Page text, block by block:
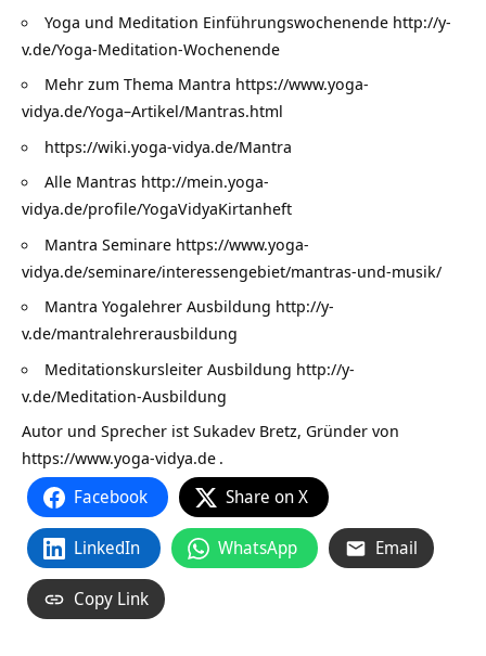
Yoga und Meditation Einführungswochenende http://y-
v.de/Yoga-Meditation-Wochenende
Mehr zum Thema Mantra https://www.yoga-
vidya.de/Yoga–Artikel/Mantras.html
https://wiki.yoga-vidya.de/Mantra
Alle Mantras http://mein.yoga-
vidya.de/profile/YogaVidyaKirtanheft
Mantra Seminare https://www.yoga-
vidya.de/seminare/interessengebiet/mantras-und-musik/
Mantra Yogalehrer Ausbildung http://y-
v.de/mantralehrerausbildung
Meditationskursleiter Ausbildung http://y-
v.de/Meditation-Ausbildung
Autor und Sprecher ist Sukadev Bretz, Gründer von
https://www.yoga-vidya.de .
Facebook Share on X
LinkedIn WhatsApp Email
Copy Link